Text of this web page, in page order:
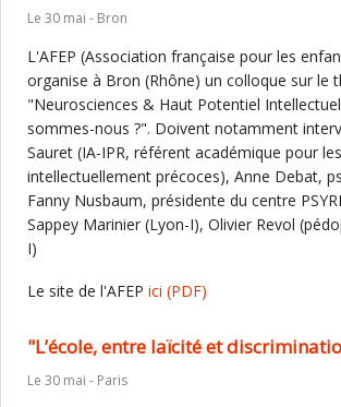
Le 30 mai - Bron
L'AFEP (Association française pour les
organise à Bron (Rhône) un colloque sur le
"Neurosciences & Haut Potentiel
sommes-nous ?". Doivent notamment
Sauret (IA-IPR, référent académique pour
intellectuellement précoces), Anne Debat,
Fanny Nusbaum, présidente du centre
Sappey Marinier (Lyon-I), Olivier Revol
I)
Le site de l'AFEP ici (PDF)
"L’école, entre laïcité et
Le 30 mai - Paris